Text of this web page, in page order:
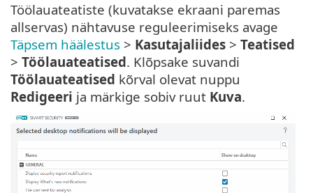
Töölauateatiste (kuvatakse ekraani paremas
allservas) nähtavuse reguleerimiseks avage
Täpsem häälestus > Kasutajaliides > Teatised
> Töölauateatised. Klõpsake suvandi
Töölauateatised kõrval olevat nuppu
Redigeeri ja märkige sobiv ruut Kuva.